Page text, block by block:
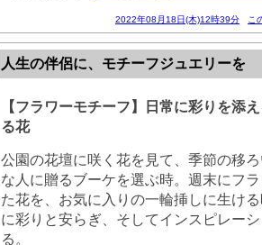
2022年08月18日(木)12時39分 こ
人生の伴侶に、モチーフジュエリーを
【フラワーモチーフ】日常に彩りを添
る花
公園の花壇に咲く花を見て、季節の移
な人に贈るブーケを選ぶ時。週末にフ
た花を、お気に入りの一輪挿しに生け
に彩りと安らぎ、そしてインスピレー
る。